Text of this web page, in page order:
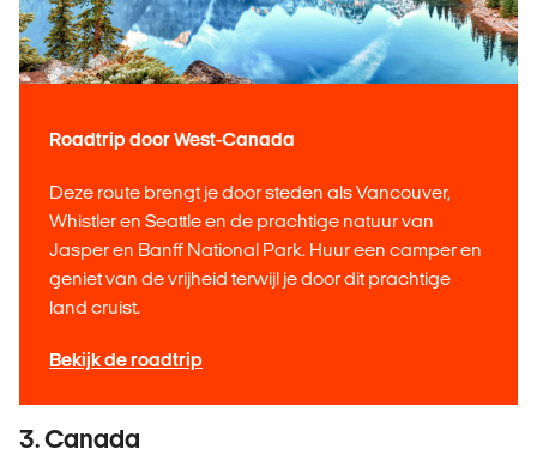
Roadtrip door West-Canada
Deze route brengt je door steden als Vancouver,
Whistler en Seattle en de prachtige natuur van
Jasper en Banff National Park. Huur een camper en
geniet van de vrijheid terwijl je door dit prachtige
land cruist.
Bekijk de roadtrip
3. Canada